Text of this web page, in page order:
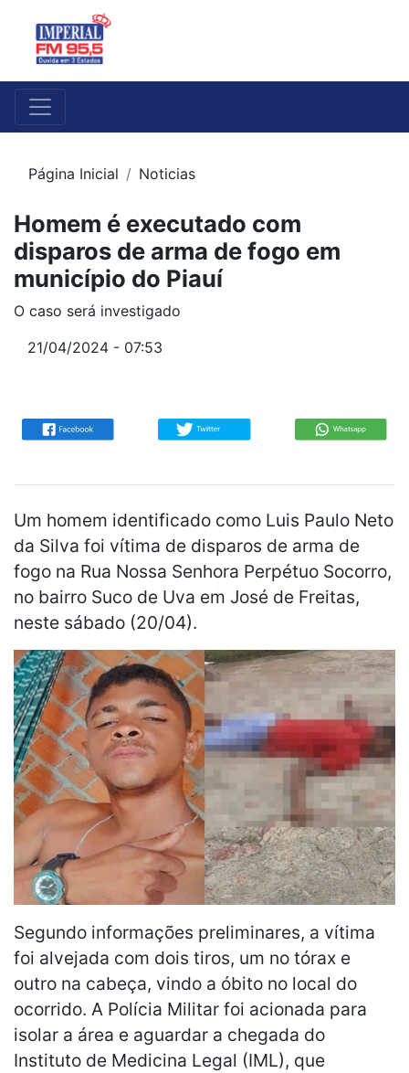
Página Inicial Noticias
Homem é executado com
disparos de arma de fogo em
município do Piauí
O caso será investigado
21/04/2024 - 07:53
Um homem identificado como Luis Paulo Neto
da Silva foi vítima de disparos de arma de
fogo na Rua Nossa Senhora Perpétuo Socorro,
no bairro Suco de Uva em José de Freitas,
neste sábado (20/04).
Segundo informações preliminares, a vítima
foi alvejada com dois tiros, um no tórax e
outro na cabeça, vindo a óbito no local do
ocorrido. A Polícia Militar foi acionada para
isolar a área e aguardar a chegada do
Instituto de Medicina Legal (IML), que